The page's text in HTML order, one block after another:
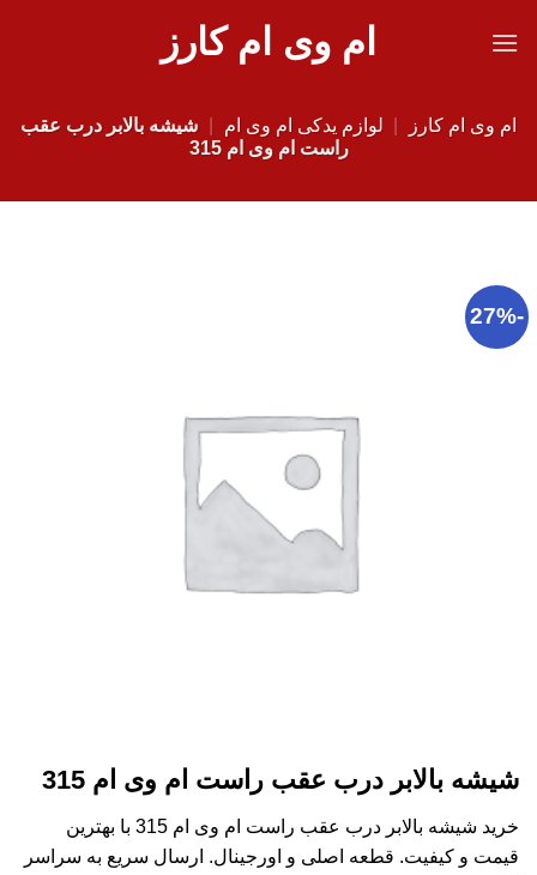
ام وی ام کارز
ام وی ام کارز لوازم یدکی ام وی ام
شیشه بالابر درب عقب
راست ام وی ام 315
-27%
شیشه بالابر درب عقب راست ام وی ام 315
خرید شیشه بالابر درب عقب راست ام وی ام 315 با بهترین
قیمت و کیفیت. قطعه اصلی و اورجینال. ارسال سریع به سراسر